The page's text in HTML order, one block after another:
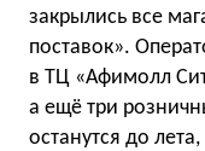
закрылись все
поставок».
в ТЦ «Афимолл
а ещё три
останутся до